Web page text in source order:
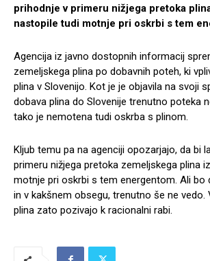
prihodnje v primeru nižjega pretoka
nastopile tudi motnje pri oskrbi s tem
Agencija iz javno dostopnih informacij
zemeljskega plina po dobavnih poteh, ki
plina v Slovenijo. Kot je je objavila na svoji
dobava plina do Slovenije trenutno poteka
tako je nemotena tudi oskrba s plinom.
Kljub temu pa na agenciji opozarjajo, da bi
primeru nižjega pretoka zemeljskega plina
motnje pri oskrbi s tem energentom. Ali bo
in v kakšnem obsegu, trenutno še ne vedo.
plina zato pozivajo k racionalni rabi.